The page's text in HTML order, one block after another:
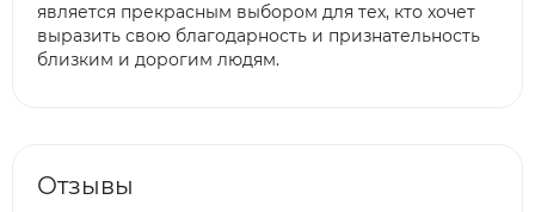
является прекрасным выбором для тех, кто хочет
выразить свою благодарность и признательность
близким и дорогим людям.
Отзывы